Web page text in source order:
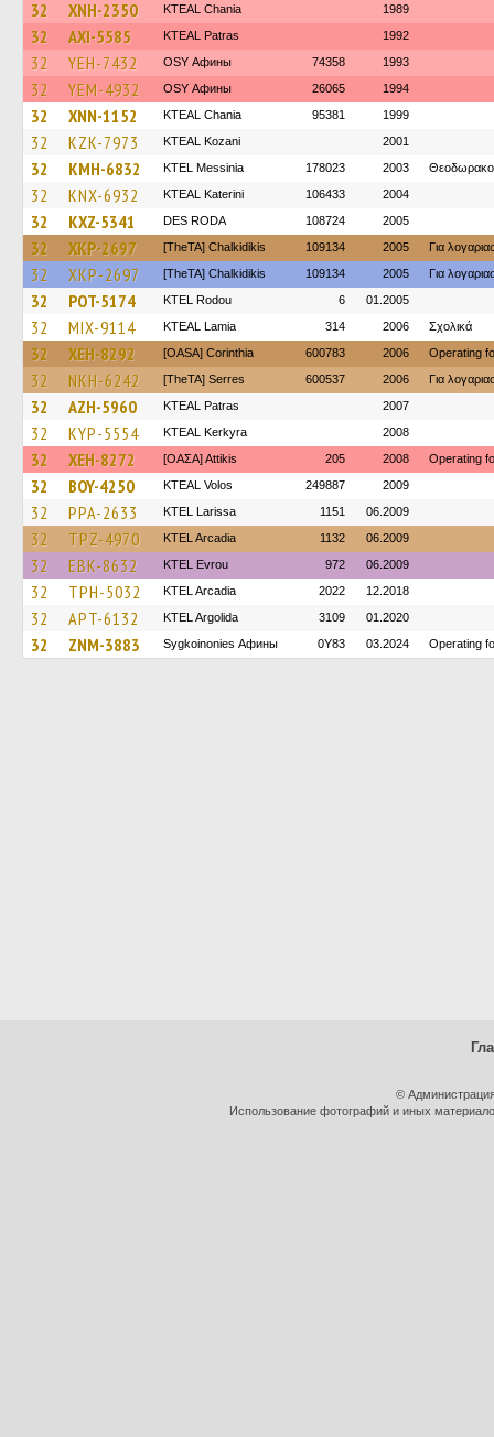
32 XNH-2350 KTEAL Chania 1989
32 AXI-5585 KTEAL Patras 1992
32 YEH-7432 OSY Афины 74358 1993
32 YEM-4932 OSY Афины 26065 1994
32 XNN-1152 KTEAL Chania 95381 1999
32 KZK-7973 KTEAL Kozani 2001
32 KMH-6832 KTEL Messinia 178023 2003
32 KNX-6932 KTEAL Katerini 106433 2004
32 KXZ-5341 DES RODA 108724 2005
32 XKP-2697 [TheTA] Chalkidikis 109134 2005 Για
32 XKP-2697 [TheTA] Chalkidikis 109134 2005 Για
32 POT-5174 ΚΤΕL Rodou 6 01.2005
32 MIX-9114 KTEAL Lamia 314 2006 Σχολικά
32 XEH-8292 [OASA] Corinthia 600783 2006 Operating
32 NKH-6242 [TheTA] Serres 600537 2006 Για
32 AZH-5960 KTEAL Patras 2007
32 KYP-5554 KTEAL Kerkyra 2008
32 XEH-8272 [ΟΑΣΑ] Αttikis 205 2008 Operating
32 BOY-4250 KTEAL Volos 249887 2009
32 PPA-2633 KTEL Larissa 1151 06.2009
32 TPZ-4970 KTEL Arcadia 1132 06.2009
32 EBK-8632 KTEL Evrou 972 06.2009
32 TPH-5032 KTEL Arcadia 2022 12.2018
32 APT-6132 KTEL Argolida 3109 01.2020
32 ZNM-3883 Sygkoinonies Афины 0Y83 03.2024 Operating
©
Использование фотографий и иных